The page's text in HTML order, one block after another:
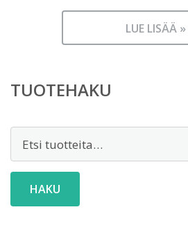
LUE LISÄÄ »
TUOTEHAKU
HAKU